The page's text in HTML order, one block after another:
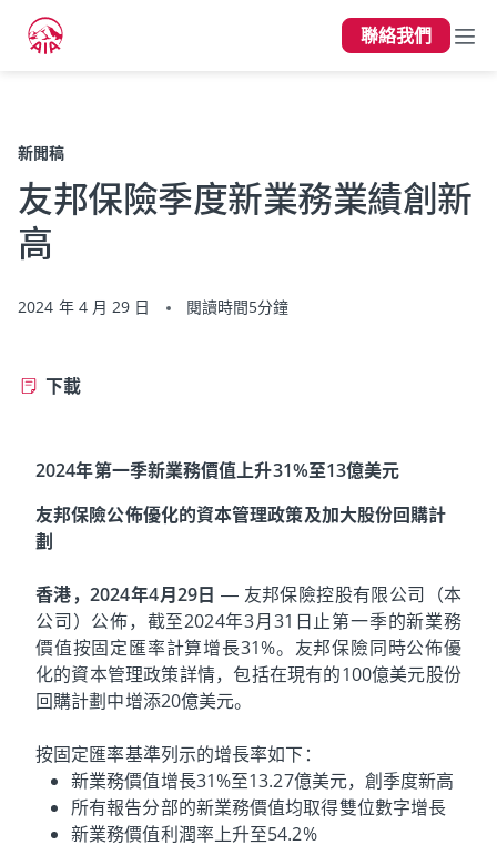
聯絡我們
新聞稿
友邦保險季度新業務業績創新
高
2024 年 4 月 29 日 閱讀時間5分鐘
下載
2024年第一季新業務價值上升31%至13億美元
友邦保險公佈優化的資本管理政策及加大股份回購計
劃
香港，2024年4月29日— 友邦保險控股有限公司（本
公司）公佈，截至2024年3月31日止第一季的新業務
價值按固定匯率計算增長31%。友邦保險同時公佈優
化的資本管理政策詳情，包括在現有的100億美元股份
回購計劃中增添20億美元。
按固定匯率基準列示的增長率如下：
新業務價值增長31%至13.27億美元，創季度新高
所有報告分部的新業務價值均取得雙位數字增長
新業務價值利潤率上升至54.2%